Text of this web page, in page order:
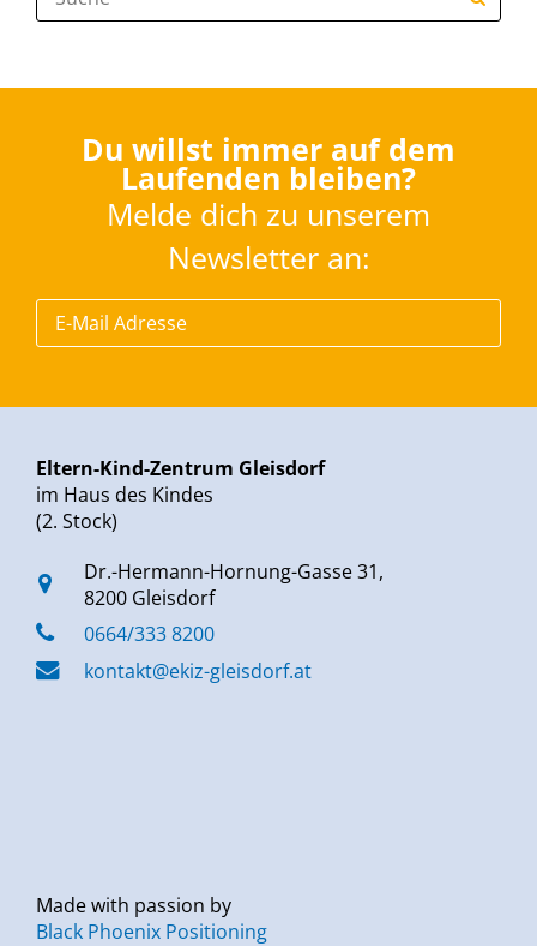
Du willst immer auf dem
Laufenden bleiben?
Melde dich zu unserem
Newsletter an:
Eltern-Kind-Zentrum Gleisdorf
im Haus des Kindes
(2. Stock)
Dr.-Hermann-Hornung-Gasse 31,
8200 Gleisdorf
0664/333 8200
kontakt@ekiz-gleisdorf.at
Made with passion by
Black Phoenix Positioning